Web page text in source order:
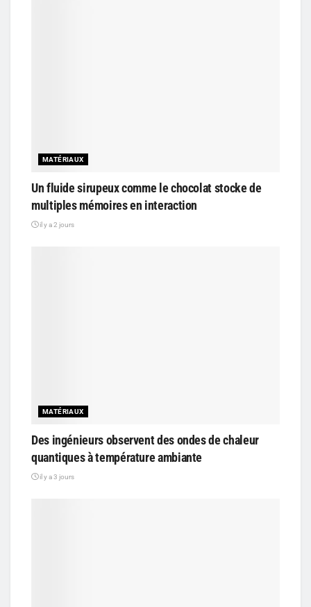
MATÉRIAUX
Un fluide sirupeux comme le chocolat stocke de
multiples mémoires en interaction
il y a 2 jours
MATÉRIAUX
Des ingénieurs observent des ondes de chaleur
quantiques à température ambiante
il y a 3 jours